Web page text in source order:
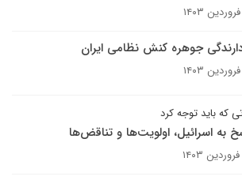
جوهره کنش نظامی ایران
که باید توجه کرد
به اسرائیل، اولویت‌ها و تناقض‌ها